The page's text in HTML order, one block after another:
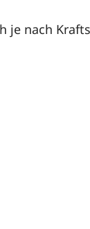
je nach